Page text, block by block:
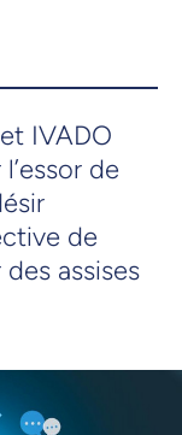
IVADO
de
de
assises